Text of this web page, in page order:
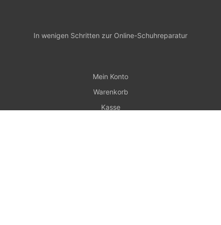
In wenigen Schritten zur Online-Schuhreparatur
Mein Konto
Warenkorb
Kasse